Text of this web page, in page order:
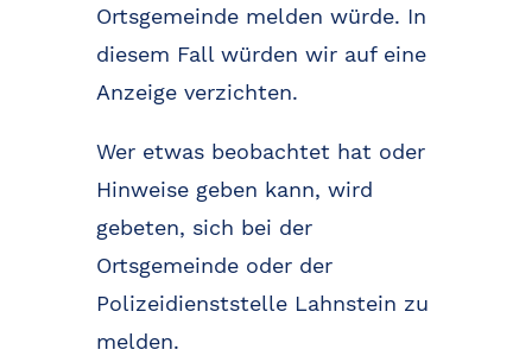
Ortsgemeinde melden würde. In
diesem Fall würden wir auf eine
Anzeige verzichten.
Wer etwas beobachtet hat oder
Hinweise geben kann, wird
gebeten, sich bei der
Ortsgemeinde oder der
Polizeidienststelle Lahnstein zu
melden.